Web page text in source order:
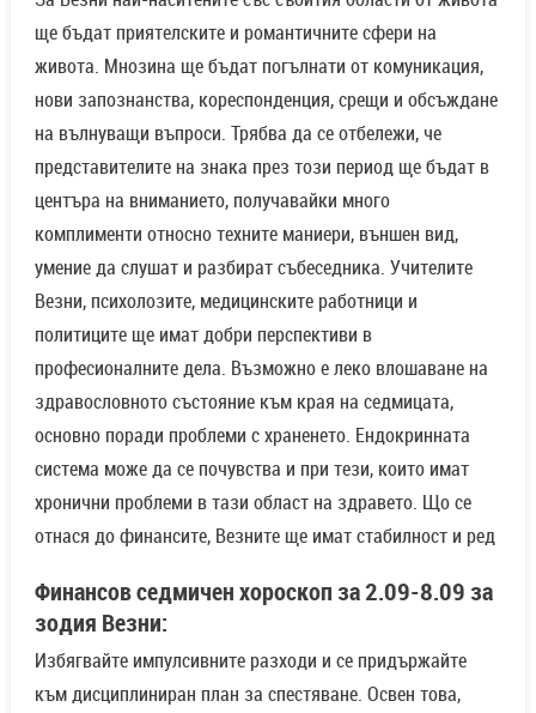
ще бъдат приятелските и романтичните сфери на
живота. Мнозина ще бъдат погълнати от комуникация,
нови запознанства, кореспонденция, срещи и обсъждане
на вълнуващи въпроси. Трябва да се отбележи, че
представителите на знака през този период ще бъдат в
центъра на вниманието, получавайки много
комплименти относно техните маниери, външен вид,
умение да слушат и разбират събеседника. Учителите
Везни, психолозите, медицинските работници и
политиците ще имат добри перспективи в
професионалните дела. Възможно е леко влошаване на
здравословното състояние към края на седмицата,
основно поради проблеми с храненето. Ендокринната
система може да се почувства и при тези, които имат
хронични проблеми в тази област на здравето. Що се
отнася до финансите, Везните ще имат стабилност и ред
Финансов седмичен хороскоп за 2.09-8.09 за
зодия Везни:
Избягвайте импулсивните разходи и се придържайте
към дисциплиниран план за спестяване. Освен това,